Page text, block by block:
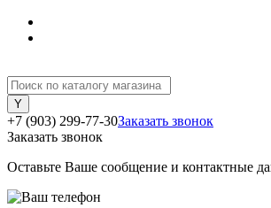
+7 (903) 299-77-30Заказать звонок
Заказать звонок
Оставьте Ваше сообщение и контактные